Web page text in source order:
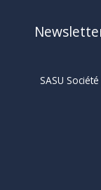
SASU